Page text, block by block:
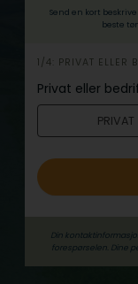
Send en kort
beste
h
e
r
1/4: PRIVAT ELLER
Privat eller
PRIVAT
Din
forespørselen. Dine